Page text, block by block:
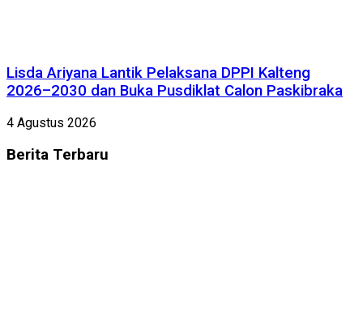
Lisda Ariyana Lantik Pelaksana DPPI Kalteng
2026–2030 dan Buka Pusdiklat Calon Paskibraka
4 Agustus 2026
Berita Terbaru